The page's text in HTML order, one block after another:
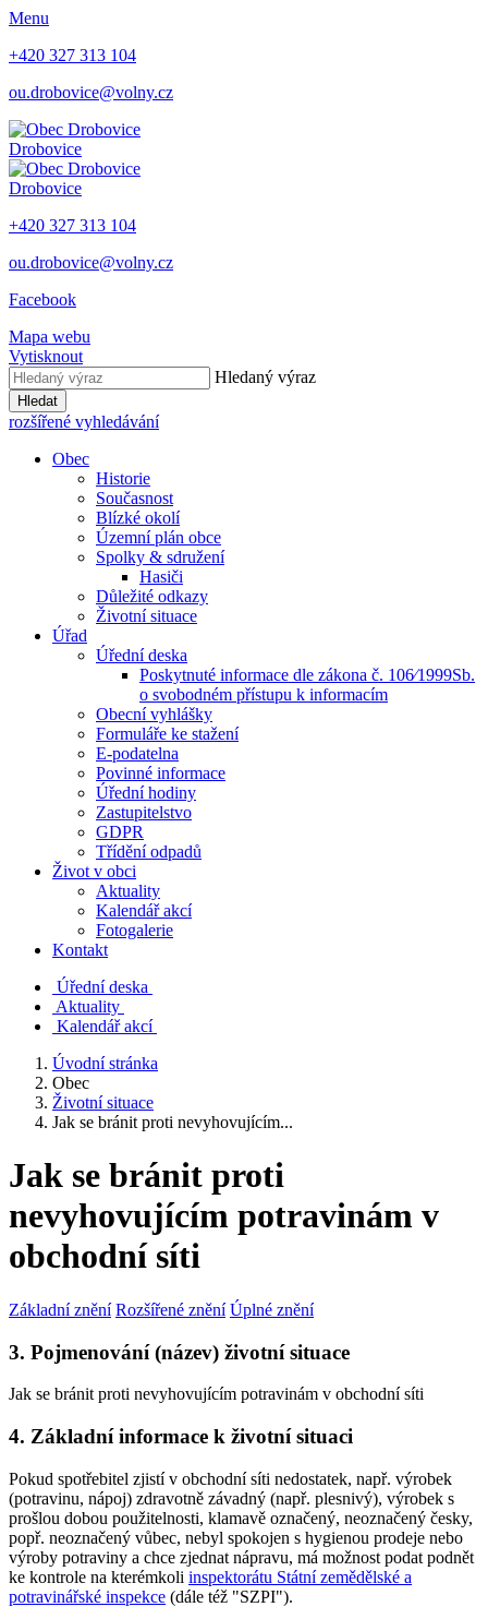
Menu
+420 327 313 104
ou.drobovice@volny.cz
Drobovice
Drobovice
+420 327 313 104
ou.drobovice@volny.cz
Facebook
Mapa webu
Vytisknout
Hledaný výraz
Hledat
rozšířené vyhledávání
Obec
Historie
Současnost
Blízké okolí
Územní plán obce
Spolky & sdružení
Hasiči
Důležité odkazy
Životní situace
Úřad
Úřední deska
Poskytnuté informace dle zákona č. 106⁄1999Sb.
o svobodném přístupu k informacím
Obecní vyhlášky
Formuláře ke stažení
E-podatelna
Povinné informace
Úřední hodiny
Zastupitelstvo
GDPR
Třídění odpadů
Život v obci
Aktuality
Kalendář akcí
Fotogalerie
Kontakt
Úřední deska
Aktuality
Kalendář akcí
Úvodní stránka
Obec
Životní situace
Jak se bránit proti nevyhovujícím...
Jak se bránit proti
nevyhovujícím potravinám v
obchodní síti
Základní znění Rozšířené znění Úplné znění
3. Pojmenování (název) životní situace
Jak se bránit proti nevyhovujícím potravinám v obchodní síti
4. Základní informace k životní situaci
Pokud spotřebitel zjistí v obchodní síti nedostatek, např. výrobek
(potravinu, nápoj) zdravotně závadný (např. plesnivý), výrobek s
prošlou dobou použitelnosti, klamavě označený, neoznačený česky,
popř. neoznačený vůbec, nebyl spokojen s hygienou prodeje nebo
výroby potraviny a chce zjednat nápravu, má možnost podat podnět
ke kontrole na kterémkoli inspektorátu Státní zemědělské a
potravinářské inspekce (dále též "SZPI").